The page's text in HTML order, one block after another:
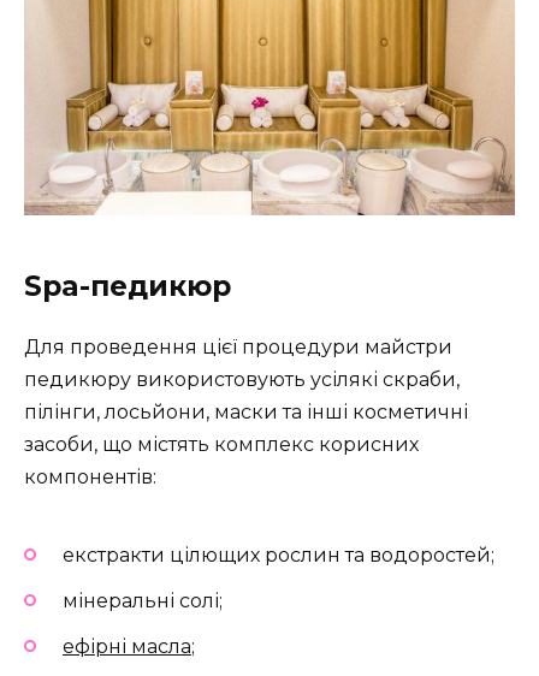
Spa-педикюр
Для проведення цієї процедури майстри
педикюру використовують усілякі скраби,
пілінги, лосьйони, маски та інші косметичні
засоби, що містять комплекс корисних
компонентів:
екстракти цілющих рослин та водоростей;
мінеральні солі;
ефірні масла;